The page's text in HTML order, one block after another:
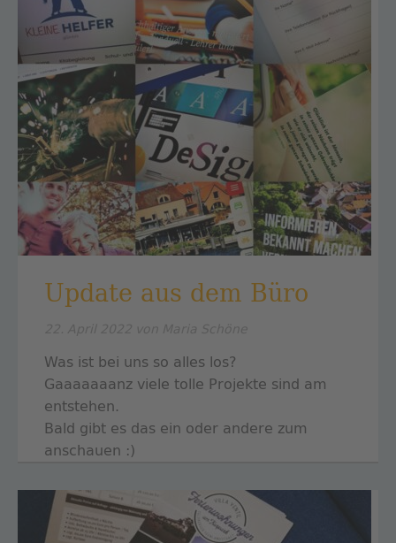
Update aus dem Büro
Was ist bei uns so alles los?
Gaaaaaaanz viele tolle Projekte sind am
entstehen.
Bald gibt es das ein oder andere zum
anschauen :)